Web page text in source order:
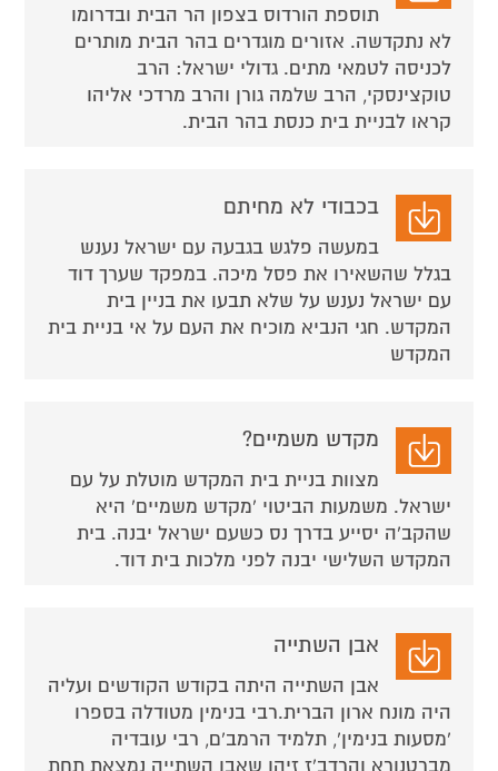
תוספת הורדוס בצפון הר הבית ובדרומו
לא נתקדשה. אזורים מוגדרים בהר הבית מותרים
לכניסה לטמאי מתים. גדולי ישראל: הרב
טוקצינסקי, הרב שלמה גורן והרב מרדכי אליהו
קראו לבניית בית כנסת בהר הבית.
בכבודי לא מחיתם
במעשה פלגש בגבעה עם ישראל נענש
בגלל שהשאירו את פסל מיכה. במפקד שערך דוד
עם ישראל נענש על שלא תבעו את בניין בית
המקדש. חגי הנביא מוכיח את העם על אי בניית בית
המקדש
מקדש משמיים?
מצוות בניית בית המקדש מוטלת על עם
ישראל. משמעות הביטוי 'מקדש משמיים' היא
שהקב'ה יסייע בדרך נס כשעם ישראל יבנה. בית
המקדש השלישי יבנה לפני מלכות בית דוד.
אבן השתייה
אבן השתייה היתה בקודש הקודשים ועליה
היה מונח ארון הברית.רבי בנימין מטודלה בספרו
'מסעות בנימין', תלמיד הרמב'ם, רבי עובדיה
מברטנורא והרדב'ז זיהו שאבן השתייה נמצאת תחת